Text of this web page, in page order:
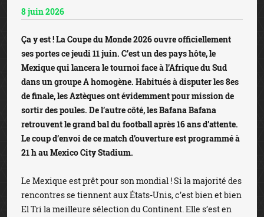
8 juin 2026
Ça y est ! La Coupe du Monde 2026 ouvre officiellement
ses portes ce jeudi 11 juin. C’est un des pays hôte, le
Mexique qui lancera le tournoi face à l’Afrique du Sud
dans un groupe A homogène. Habitués à disputer les 8es
de finale, les Aztèques ont évidemment pour mission de
sortir des poules. De l’autre côté, les Bafana Bafana
retrouvent le grand bal du football après 16 ans d’attente.
Le coup d’envoi de ce match d’ouverture est programmé à
21 h au Mexico City Stadium.
Le Mexique est prêt pour son mondial ! Si la majorité des
rencontres se tiennent aux États-Unis, c’est bien et bien
El Tri la meilleure sélection du Continent. Elle s’est en